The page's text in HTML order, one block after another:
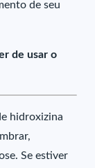
de seu
de usar o
hidroxizina
Se estiver